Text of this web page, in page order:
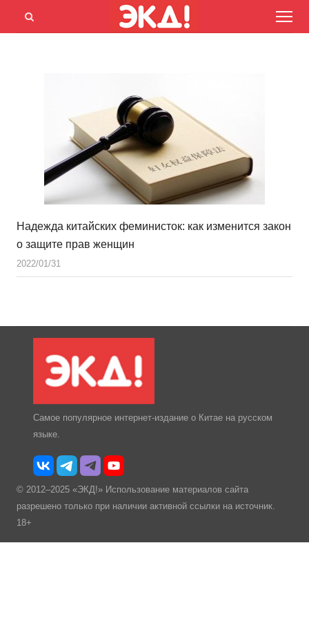
Menu
Открыть
Надежда китайских феминисток: как изменится закон
о защите прав женщин
2022/01/31
Самое популярное интернет-издание о Китае на русском
языке.
© 2012–2025 «ЭКД!» Использование материалов сайта
разрешено только при наличии активной ссылки на источник.
18+